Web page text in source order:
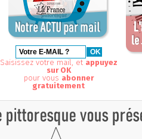
Saisissez votre mail, et appuyez
sur OK
pour vous abonner
gratuitement